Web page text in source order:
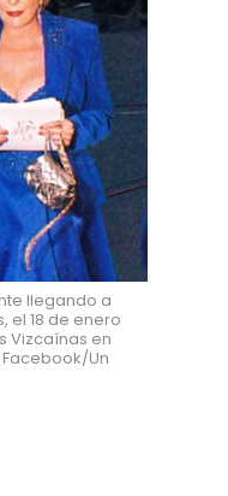
llegando a
el 18 de enero
Vizcaínas en
Un